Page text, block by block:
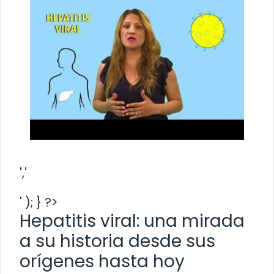
','
' ); } ?>
Hepatitis viral: una mirada
a su historia desde sus
orígenes hasta hoy